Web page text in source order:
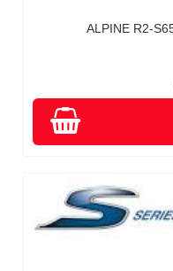
ALPINE R2-